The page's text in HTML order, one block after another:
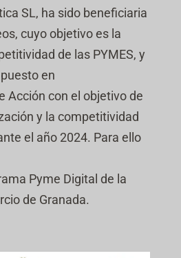
SL, ha sido beneficiaria
cuyo objetivo es la
de las PYMES, y
en
Acción con el objetivo de
y la competitividad
el año 2024. Para ello
Pyme Digital de la
de Granada.